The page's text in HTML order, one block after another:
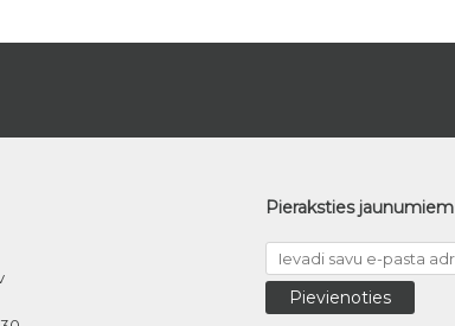
Pieraksties jaunumiem